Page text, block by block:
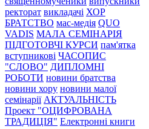
ректорат викладачі ХОР
БРАТСТВО мас-медія QUO
VADIS МАЛА СЕМІНАРІЯ
ПІДГОТОВЧІ КУРСИ пам'ятка
вступникові ЧАСОПИС
"СЛОВО" ДИПЛОМНІ
РОБОТИ новини братства
новини хору новини малої
семінарії АКТУАЛЬНІСТЬ
Проект "ОЦИФРОВАНА
ТРАДИЦІЯ" Електронні книги